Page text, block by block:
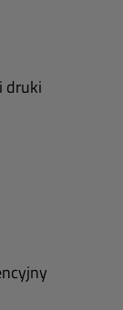
druki